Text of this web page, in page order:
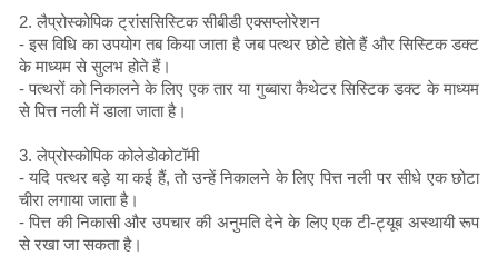
2. लैप्रोस्कोपिक ट्रांससिस्टिक सीबीडी एक्सप्लोरेशन
- इस विधि का उपयोग तब किया जाता है जब पत्थर छोटे होते हैं और सिस्टिक डक्ट
के माध्यम से सुलभ होते हैं।
- पत्थरों को निकालने के लिए एक तार या गुब्बारा कैथेटर सिस्टिक डक्ट के माध्यम
से पित्त नली में डाला जाता है।
3. लेप्रोस्कोपिक कोलेडोकोटॉमी
- यदि पत्थर बड़े या कई हैं, तो उन्हें निकालने के लिए पित्त नली पर सीधे एक छोटा
चीरा लगाया जाता है।
- पित्त की निकासी और उपचार की अनुमति देने के लिए एक टी-ट्यूब अस्थायी रूप
से रखा जा सकता है।